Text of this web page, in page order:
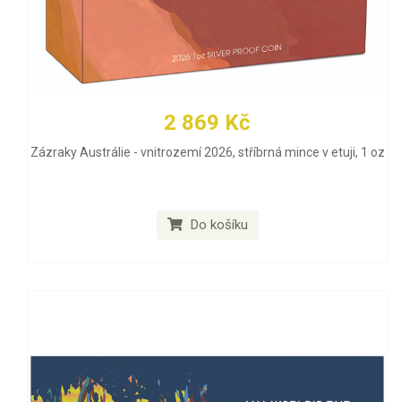
2 869 Kč
Zázraky Austrálie - vnitrozemí 2026, stříbrná mince v etuji, 1 oz
Do košíku